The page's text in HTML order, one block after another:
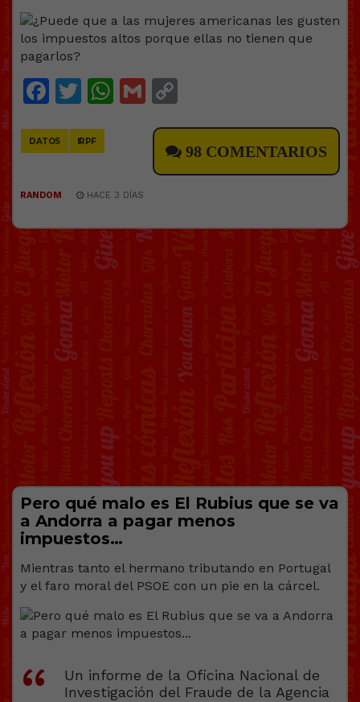
Facebook
Twitter
WhatsApp
Gmail
DATOS IRPF
98 COMENTARIOS
RANDOM HACE 3 DÍAS
Pero qué malo es El Rubius que se va
a Andorra a pagar menos
impuestos…
Mientras tanto el hermano tributando en Portugal
y el faro moral del PSOE con un pie en la cárcel.
Un informe de la Oficina Nacional de
Investigación del Fraude de la Agencia